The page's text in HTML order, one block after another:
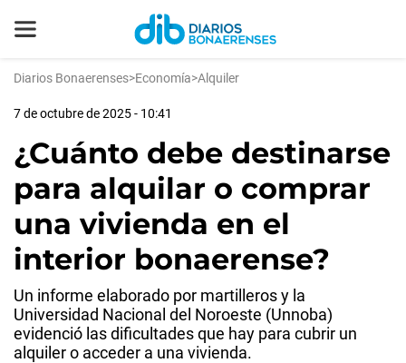
Diarios Bonaerenses>Economía>Alquiler
7 de octubre de 2025 - 10:41
¿Cuánto debe destinarse
para alquilar o comprar
una vivienda en el
interior bonaerense?
Un informe elaborado por martilleros y la
Universidad Nacional del Noroeste (Unnoba)
evidenció las dificultades que hay para cubrir un
alquiler o acceder a una vivienda.